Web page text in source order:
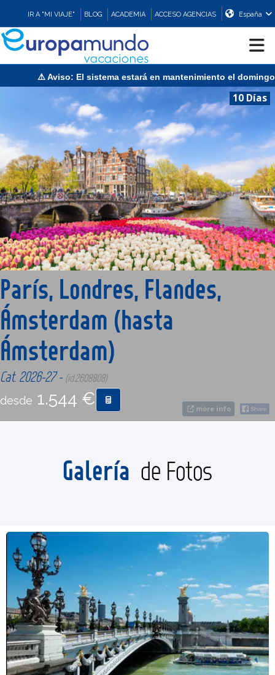
IR A "MI VIAJE" BLOG ACADEMIA ACCESO AGENCIAS España
CRUCEROS
EUROPA
ASIA
ORIENTE
PROMOCIONES
COMPRAR
CONTACTO
el domingo 9 de agosto de 13:00 a 15:30 (CEST/Madrid).
10 Días
more info
París, Londres, Flandes,
Ámsterdam (hasta
Ámsterdam)
Cat. 2026-27 - (id:2608808)
desde 1.544 €
Galería de Fotos